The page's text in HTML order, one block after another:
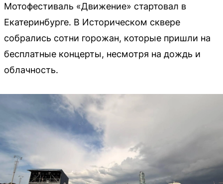
Мотофестиваль «Движение» стартовал в
Екатеринбурге. В Историческом сквере
собрались сотни горожан, которые пришли на
бесплатные концерты, несмотря на дождь и
облачность.